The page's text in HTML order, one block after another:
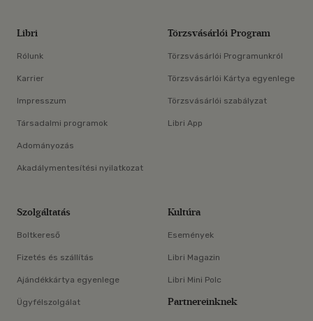
Libri
Rólunk
Karrier
Impresszum
Társadalmi programok
Adományozás
Akadálymentesítési nyilatkozat
Törzsvásárlói Program
Törzsvásárlói Programunkról
Törzsvásárlói Kártya egyenlege
Törzsvásárlói szabályzat
Libri App
Szolgáltatás
Boltkereső
Fizetés és szállítás
Ajándékkártya egyenlege
Ügyfélszolgálat
Kultúra
Események
Libri Magazin
Libri Mini Polc
Partnereinknek